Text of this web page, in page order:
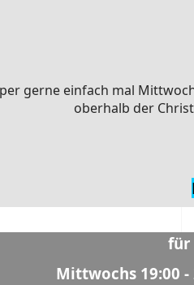
gerne einfach mal
oberhalb der
für
Mittwochs 19:00 -